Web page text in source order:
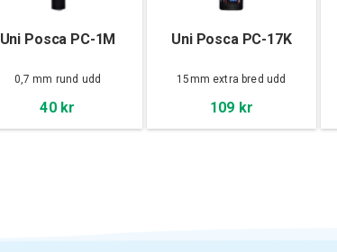
Uni Posca PC-1M
0,7 mm rund udd
40 kr
Uni Posca PC-17K
15mm extra bred udd
109 kr